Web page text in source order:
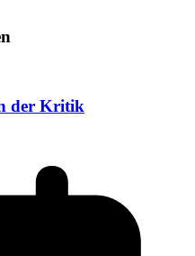
der Kritik